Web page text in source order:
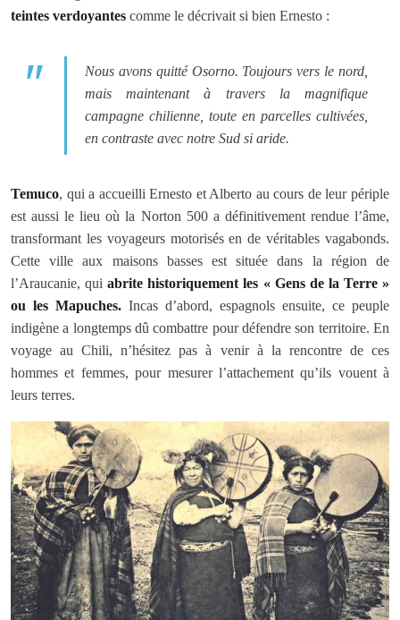
teintes verdoyantes comme le décrivait si bien Ernesto :
Nous avons quitté Osorno. Toujours vers le nord,
mais maintenant à travers la magnifique
campagne chilienne, toute en parcelles cultivées,
en contraste avec notre Sud si aride.
Temuco, qui a accueilli Ernesto et Alberto au cours de leur périple
est aussi le lieu où la Norton 500 a définitivement rendue l’âme,
transformant les voyageurs motorisés en de véritables vagabonds.
Cette ville aux maisons basses est située dans la région de
l’Araucanie, quiabrite historiquement les « Gens de la Terre »
ou les Mapuches. Incas d’abord, espagnols ensuite, ce peuple
indigène a longtemps dû combattre pour défendre son territoire. En
voyage au Chili, n’hésitez pas à venir à la rencontre de ces
hommes et femmes, pour mesurer l’attachement qu’ils vouent à
leurs terres.